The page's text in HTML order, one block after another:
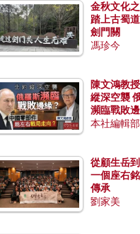
金秋文化
踏上古蜀
劍門關
馮珍今
陳文鴻教
縱深空襲
瀕臨戰敗
國零部件能
本社編輯部
從顧生岳
一個座右
傳承
劉家美